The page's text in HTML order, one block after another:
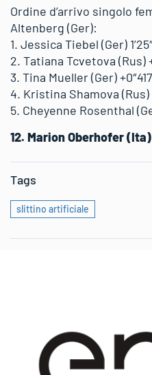
Ordine d’arrivo singolo
Altenberg (Ger):
1. Jessica Tiebel (Ger)
2. Tatiana Tcvetova (Rus)
3. Tina Mueller (Ger) +0″417
4. Kristina Shamova (Rus)
5. Cheyenne Rosenthal
12. Marion Oberhofer (Ita)
Tags
slittino artificiale